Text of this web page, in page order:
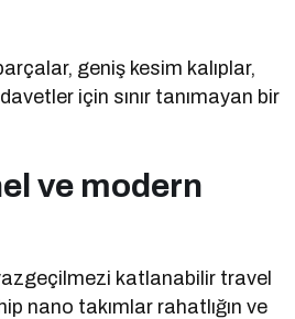
geniş kesim kalıplar,
için sınır tanımayan bir
ve modern
katlanabilir travel
nano takımlar rahatlığın ve